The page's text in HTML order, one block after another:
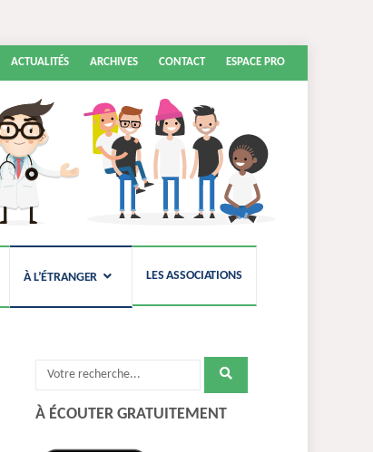
Aller
contenu
ACTUALITÉS ARCHIVES CONTACT ESPACE PRO
À L’ÉTRANGER LES ASSOCIATIONS
Recherche
:À ÉCOUTER GRATUITEMENT